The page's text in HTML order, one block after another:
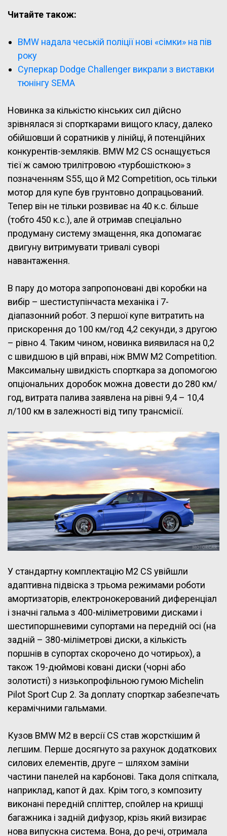
Читайте також:
BMW надала чеській поліції нові «сімки» на пів
року
Суперкар Dodge Challenger викрали з виставки
тюнінгу SEMA
Новинка за кількістю кінських сил дійсно
зрівнялася зі спорткарами вищого класу, далеко
обійшовши й соратників у лінійці, й потенційних
конкурентів-земляків. BMW M2 CS оснащується
тієї ж самою трилітровою «турбошісткою» з
позначенням S55, що й M2 Competition, ось тільки
мотор для купе був грунтовно допрацьований.
Тепер він не тільки розвиває на 40 к.с. більше
(тобто 450 к.с.), але й отримав спеціально
продуману систему змащення, яка допомагає
двигуну витримувати тривалі суворі
навантаження.
В пару до мотора запропоновані дві коробки на
вибір – шестиступінчаста механіка і 7-
діапазонний робот. З першої купе витратить на
прискорення до 100 км/год 4,2 секунди, з другою
– рівно 4. Таким чином, новинка виявилася на 0,2
с швидшою в цій вправі, ніж BMW M2 Competition.
Максимальну швидкість спорткара за допомогою
опціональних доробок можна довести до 280 км/
год, витрата палива заявлена на рівні 9,4 – 10,4
л/100 км в залежності від типу трансмісії.
У стандартну комплектацію M2 CS увійшли
адаптивна підвіска з трьома режимами роботи
амортизаторів, електронокерований диференціал
і значні гальма з 400-міліметровими дисками і
шестипоршневими супортами на передній осі (на
задній – 380-міліметрові диски, а кількість
поршнів в супортах скорочено до чотирьох), а
також 19-дюймові ковані диски (чорні або
золотисті) з низькопрофільною гумою Michelin
Pilot Sport Cup 2. За доплату спорткар забезпечать
керамічними гальмами.
Кузов BMW M2 в версії CS став жорсткішим й
легшим. Перше досягнуто за рахунок додаткових
силових елементів, друге – шляхом заміни
частини панелей на карбонові. Така доля спіткала,
наприклад, капот й дах. Крім того, з композиту
виконані передній спліттер, спойлер на кришці
багажника і задній дифузор, крізь який визирає
нова випускна система. Вона, до речі, отримала